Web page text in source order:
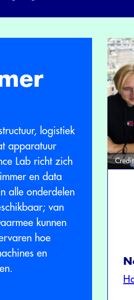
logistiek
apparatuur
Lab richt zich
en data
alle onderdelen
van
kunnen
hoe
en